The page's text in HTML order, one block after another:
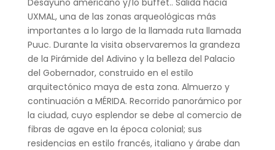
UXMAL, una de las zonas arqueológicas más
importantes a lo largo de la llamada ruta llamada
Puuc. Durante la visita observaremos la grandeza
de la Pirámide del Adivino y la belleza del Palacio
del Gobernador, construido en el estilo
arquitectónico maya de esta zona. Almuerzo y
continuación a MÉRIDA. Recorrido panorámico por
la ciudad, cuyo esplendor se debe al comercio de
fibras de agave en la época colonial; sus
residencias en estilo francés, italiano y árabe dan